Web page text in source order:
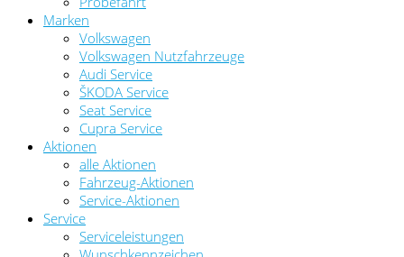
Marken
Volkswagen
Volkswagen Nutzfahrzeuge
Audi Service
ŠKODA Service
Seat Service
Cupra Service
Aktionen
alle Aktionen
Fahrzeug-Aktionen
Service-Aktionen
Service
Serviceleistungen